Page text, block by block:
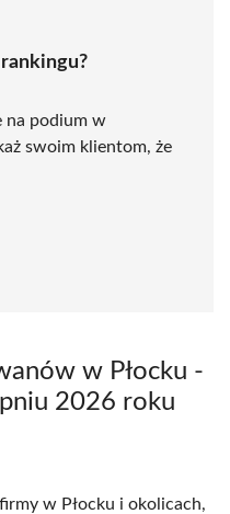
na podium w
swoim klientom, że
w Płocku -
2026 roku
w Płocku i okolicach,